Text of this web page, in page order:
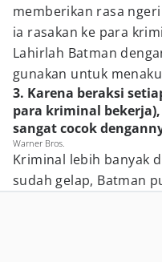
memberikan rasa
ia rasakan ke para
Lahirlah Batman
gunakan untuk
3. Karena beraksi
para kriminal
sangat cocok
Warner Bros.
Kriminal lebih banyak
sudah gelap, Batman